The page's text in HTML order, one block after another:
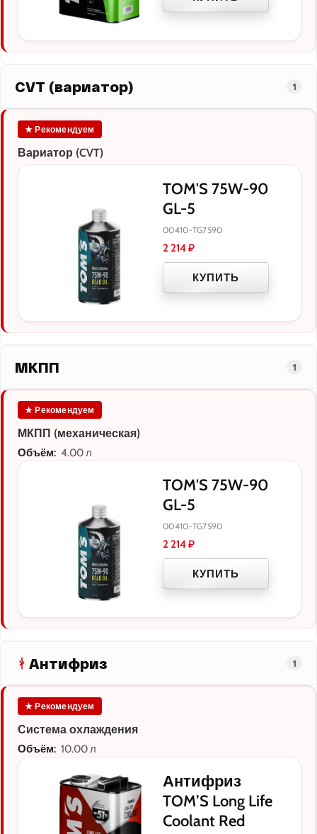
CVT (вариатор) 1
★ Рекомендуем
Вариатор (CVT)
TOM'S 75W-90
GL-5
00410-TG7590
2 214₽
КУПИТЬ
МКПП 1
★ Рекомендуем
МКПП (механическая)
Объём: 4.00 л
TOM'S 75W-90
GL-5
00410-TG7590
2 214₽
КУПИТЬ
Антифриз 1
★ Рекомендуем
Система охлаждения
Объём: 10.00 л
Антифриз
TOM’S Long Life
Coolant Red